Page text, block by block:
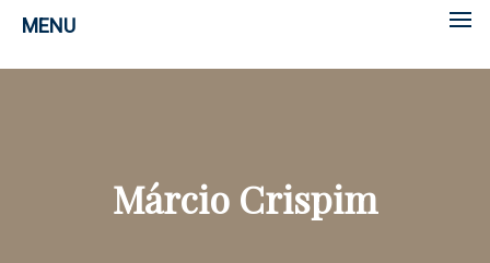
MENU
Márcio Crispim